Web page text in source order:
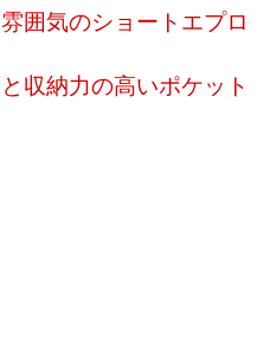
囲気のショートエプロ
収納力の高いポケット